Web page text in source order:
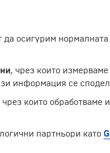
в прослава
източна,
има по четири
посветени на
Барселона" -
завършването
за
подминава и факта,
да осигурим
, чрез които
информация се
чрез които обработваме
партньори като